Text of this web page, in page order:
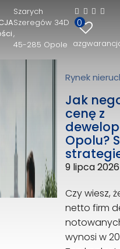
Szarych
Szeregów 34D
45-285 Opole
0
Szarych Szeregów 34D
285 Opole
Rynek
Jak
cenę z
Opolu?
9 lipca 2026
Czy wiesz,
netto firm
wynosi w